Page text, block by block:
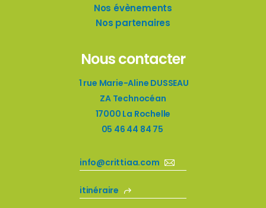
Nos évènements
Nos partenaires
Nous contacter
1 rue Marie-Aline DUSSEAU
ZA Technocéan
17000 La Rochelle
05 46 44 84 75
info@crittiaa.com
itinéraire